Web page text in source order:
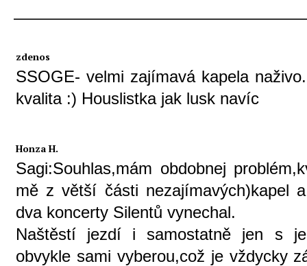
zdenos
SSOGE- velmi zajímavá kapela
kvalita :) Houslistka jak lusk navíc
Honza H.
Sagi:Souhlas,mám obdobnej
mě z větší části nezajímavých)kapel
dva koncerty Silentů vynechal.
Naštěstí jezdí i samostatně jen s
obvykle sami vyberou,což je vždycky